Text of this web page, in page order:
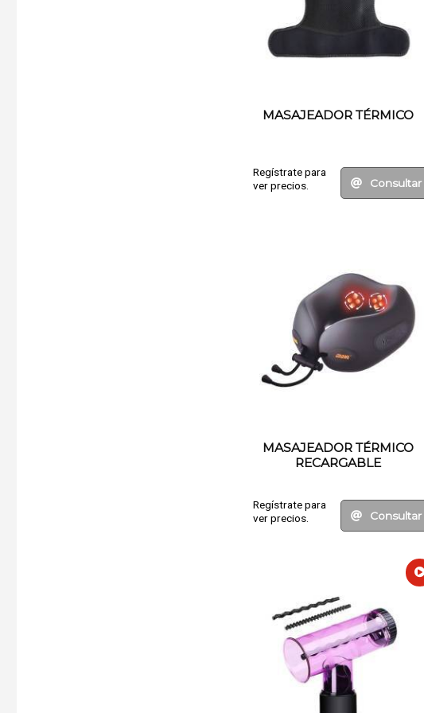
MASAJEADOR TÉRMICO
Regístrate para
ver precios.
Consultar
MASAJEADOR TÉRMICO
RECARGABLE
Regístrate para
ver precios.
Consultar